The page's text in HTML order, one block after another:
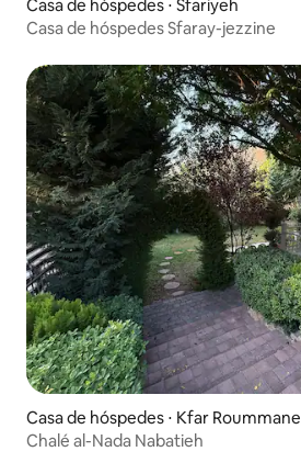
Casa de hóspedes ⋅ Sfariyeh
Casa de hóspedes Sfaray-jezzine
Casa de hóspedes ⋅ Kfar Roummane
Chalé al-Nada Nabatieh